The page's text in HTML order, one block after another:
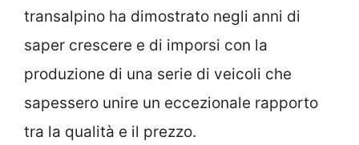
transalpino ha dimostrato negli anni di
saper crescere e di imporsi con la
produzione di una serie di veicoli che
sapessero unire un eccezionale rapporto
tra la qualità e il prezzo.